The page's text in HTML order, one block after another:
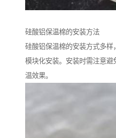
硅酸铝保温棉的安装方法
硅酸铝保温棉的安装方式多
模块化安装。安装时需注意
温效果。